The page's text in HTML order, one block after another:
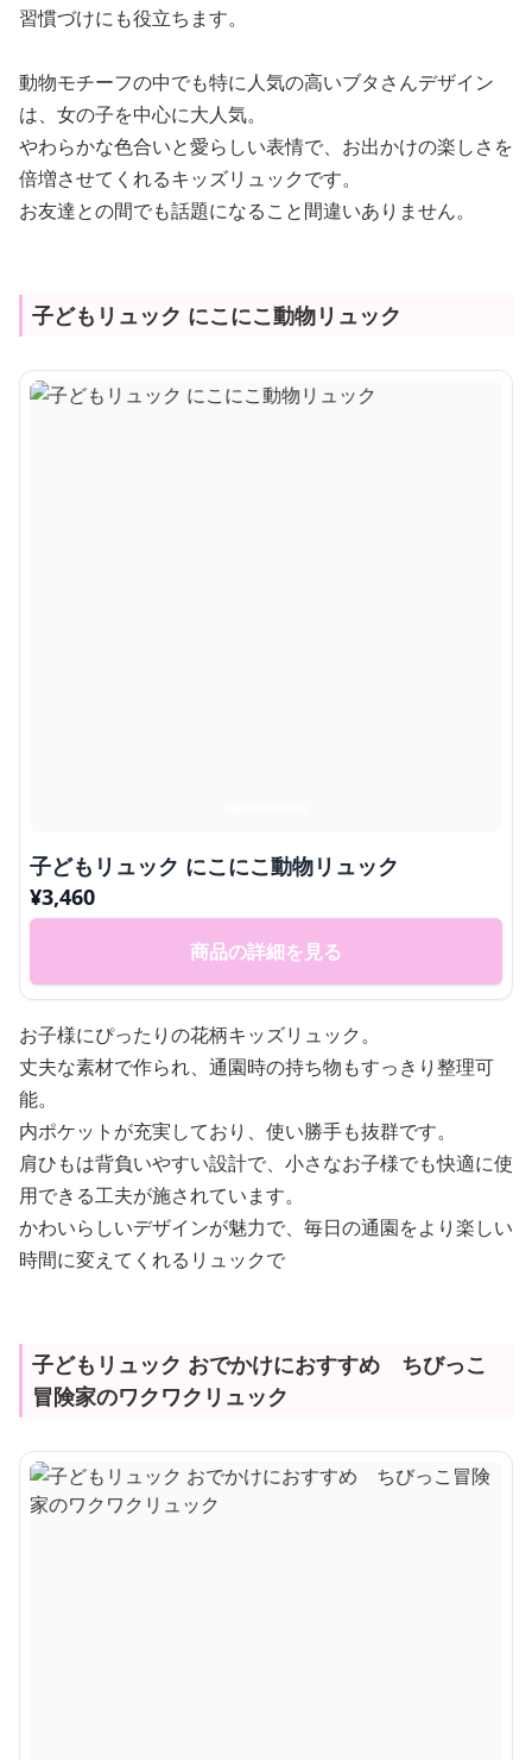
習慣づけにも役立ちます。
動物モチーフの中でも特に人気の高いブタさんデザイン
は、女の子を中心に大人気。
やわらかな色合いと愛らしい表情で、お出かけの楽しさを
倍増させてくれるキッズリュックです。
お友達との間でも話題になること間違いありません。
子どもリュック にこにこ動物リュック
子どもリュック にこにこ動物リュック
¥3,460
商品の詳細を見る
お子様にぴったりの花柄キッズリュック。
丈夫な素材で作られ、通園時の持ち物もすっきり整理可
能。
内ポケットが充実しており、使い勝手も抜群です。
肩ひもは背負いやすい設計で、小さなお子様でも快適に使
用できる工夫が施されています。
かわいらしいデザインが魅力で、毎日の通園をより楽しい
時間に変えてくれるリュックで
子どもリュック おでかけにおすすめ ちびっこ
冒険家のワクワクリュック